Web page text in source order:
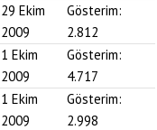
29 Ekim
2009
Gösterim:
2.812
1 Ekim
2009
Gösterim:
4.717
1 Ekim
2009
Gösterim:
2.998